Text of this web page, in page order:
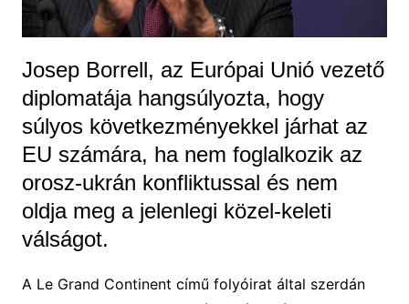
Josep Borrell, az Európai Unió vezető
diplomatája hangsúlyozta, hogy
súlyos következményekkel járhat az
EU számára, ha nem foglalkozik az
orosz-ukrán konfliktussal és nem
oldja meg a jelenlegi közel-keleti
válságot.
A Le Grand Continent című folyóirat által szerdán